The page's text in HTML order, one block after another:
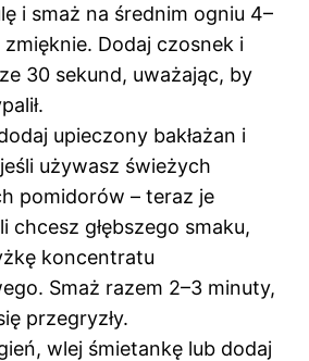
i smaż na średnim ogniu 4–
Dodaj czosnek i
30 sekund, uważając, by
upieczony bakłażan i
używasz świeżych
pomidorów – teraz je
chcesz głębszego smaku,
koncentratu
Smaż razem 2–3 minuty,
przegryzły.
wlej śmietankę lub dodaj